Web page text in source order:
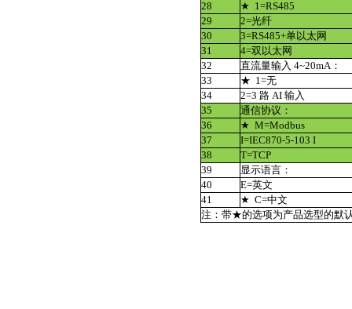
28
★ 1=RS485
29
2=光纤
30
3=RS485+单以太网
31
4=双以太网
32
直流量输入 4~20mA：
33
★ 1=无
34
2=3 路 AI 输入
35
通信协议：
36
★ M=Modbus
37
I=IEC870-5-103 I
38
T=TCP
39
显示语言：
40
E=英文
41
★ C=中文
注：带★的选项为产品选型的默